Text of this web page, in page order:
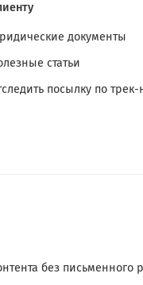
документы
статьи
посылку по
без